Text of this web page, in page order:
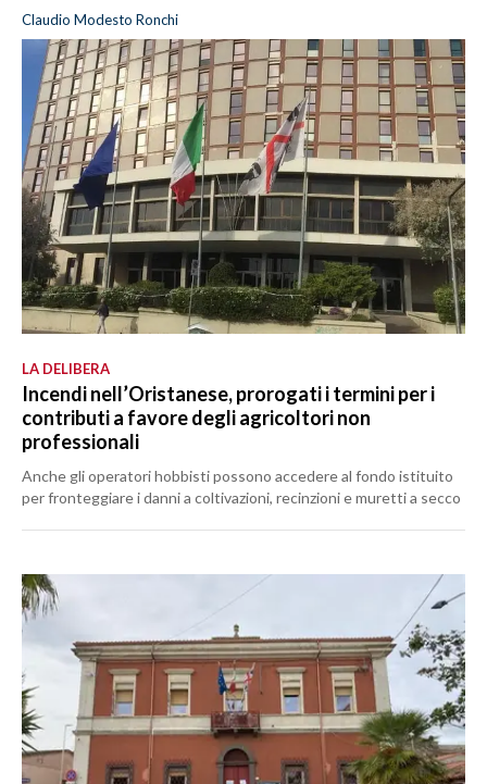
Claudio Modesto Ronchi
LA DELIBERA
Incendi nell’Oristanese, prorogati i termini per i
contributi a favore degli agricoltori non
professionali
Anche gli operatori hobbisti possono accedere al fondo istituito
per fronteggiare i danni a coltivazioni, recinzioni e muretti a secco